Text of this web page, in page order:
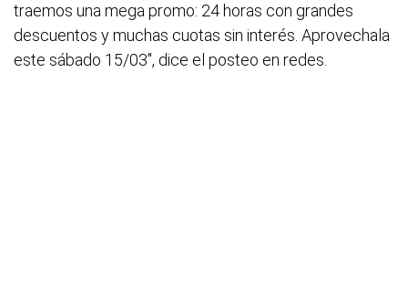
traemos una mega promo: 24 horas con grandes
descuentos y muchas cuotas sin interés. Aprovechala
este sábado 15/03", dice el posteo en redes.